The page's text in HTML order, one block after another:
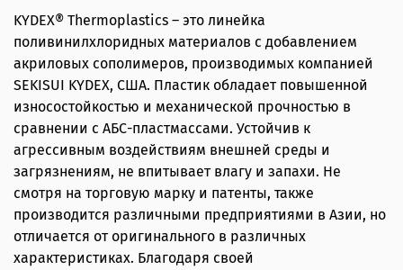
KYDEX® Thermoplastics – это линейка
поливинилхлоридных материалов с добавлением
акриловых сополимеров, производимых компанией
SEKISUI KYDEX, США. Пластик обладает повышенной
износостойкостью и механической прочностью в
сравнении с АБС-пластмассами. Устойчив к
агрессивным воздействиям внешней среды и
загрязнениям, не впитывает влагу и запахи. Не
смотря на торговую марку и патенты, также
производится различными предприятиями в Азии, но
отличается от оригинального в различных
характеристиках. Благодаря своей